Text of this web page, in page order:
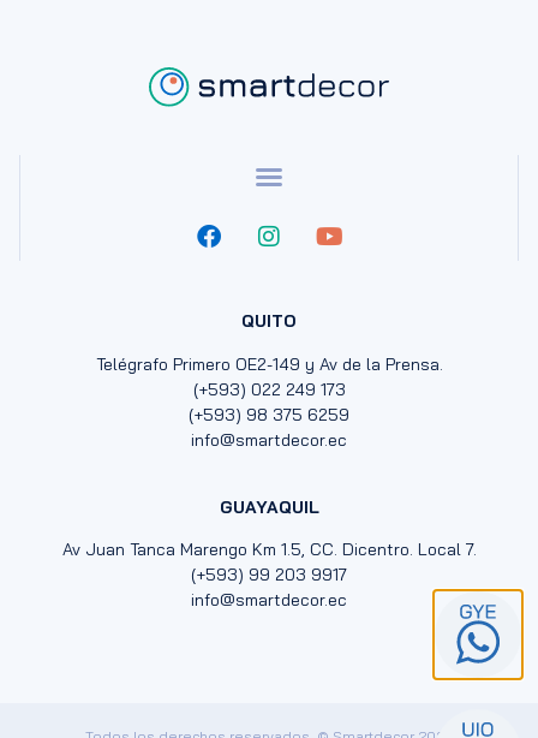
QUITO
Telégrafo Primero OE2-149 y Av de la Prensa.
(+593) 022 249 173
(+593) 98 375 6259
info@smartdecor.ec
GUAYAQUIL
Av Juan Tanca Marengo Km 1.5, CC. Dicentro. Local 7.
(+593) 99 203 9917
info@smartdecor.ec